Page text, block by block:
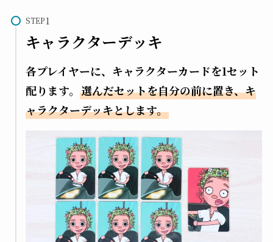
STEP
キャラクターデッキ
各プレイヤーに、キャラクターカードを1セット
配ります。 選んだセットを自分の前に置き、キ
ャラクターデッキとします。